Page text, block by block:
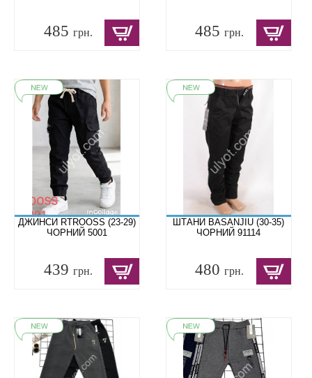
485 грн. 485грн.
ДЖИНСИ RTROOSS (23-29)
ЧОРНИЙ 5001
439 грн.
ШТАНИ BASANJIU (30-35)
ЧОРНИЙ 91114
480грн.